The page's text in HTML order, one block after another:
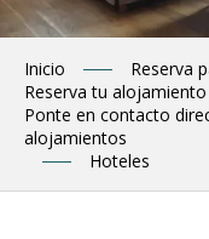
Inicio
Reserva
Reserva tu alojamiento
Ponte en contacto
alojamientos
Hoteles